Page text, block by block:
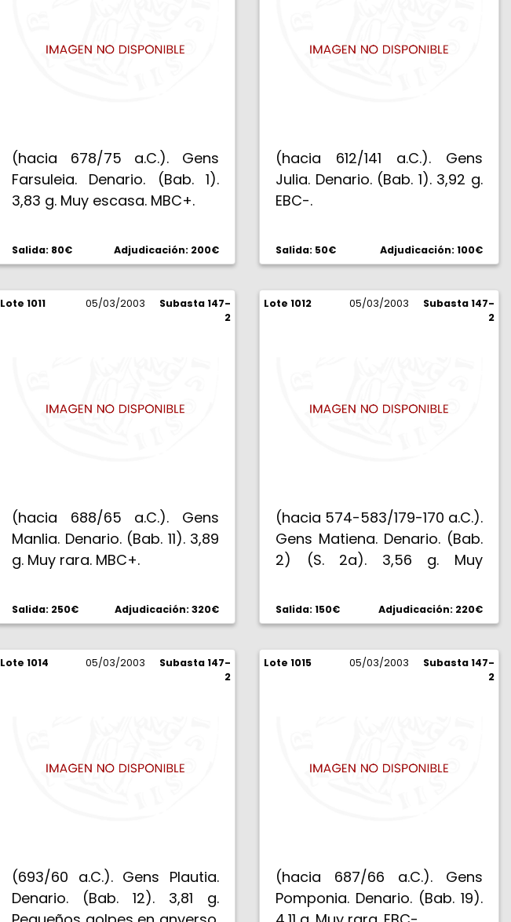
(hacia 678/75 a.C.). Gens
Farsuleia. Denario. (Bab. 1).
3,83 g. Muy escasa. MBC+.
Salida: 80€ Adjudicación: 200€
(hacia 612/141 a.C.). Gens
Julia. Denario. (Bab. 1). 3,92 g.
EBC-.
Salida: 50€ Adjudicación: 100€
Lote 1011 05/03/2003
Subasta 147-
2
(hacia 688/65 a.C.). Gens
Manlia. Denario. (Bab. 11). 3,89
g. Muy rara. MBC+.
Salida: 250€ Adjudicación: 320€
Lote 1012 05/03/2003
Subasta 147-
2
(hacia 574-583/179-170 a.C.).
Gens Matiena. Denario. (Bab.
2) (S. 2a). 3,56 g. Muy
Salida: 150€ Adjudicación: 220€
Lote 1014 05/03/2003
Subasta 147-
2
(693/60 a.C.). Gens Plautia.
Denario. (Bab. 12). 3,81 g.
Lote 1015 05/03/2003
Subasta 147-
2
(hacia 687/66 a.C.). Gens
Pomponia. Denario. (Bab. 19).